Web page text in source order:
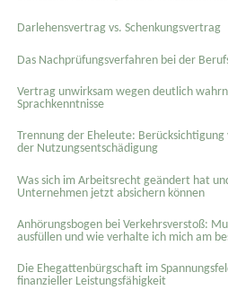
Darlehensvertrag vs. Schenkungsvertrag
Das Nachprüfungsverfahren bei der
Vertrag unwirksam wegen deutlich
Sprachkenntnisse
Trennung der Eheleute:
der Nutzungsentschädigung
Was sich im Arbeitsrecht geändert hat
Unternehmen jetzt absichern können
Anhörungsbogen bei Verkehrsverstoß:
ausfüllen und wie verhalte ich mich am
Die Ehegattenbürgschaft im
finanzieller Leistungsfähigkeit